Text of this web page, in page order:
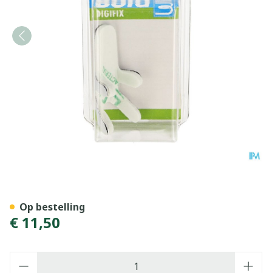
€ 11,50
Op bestelling